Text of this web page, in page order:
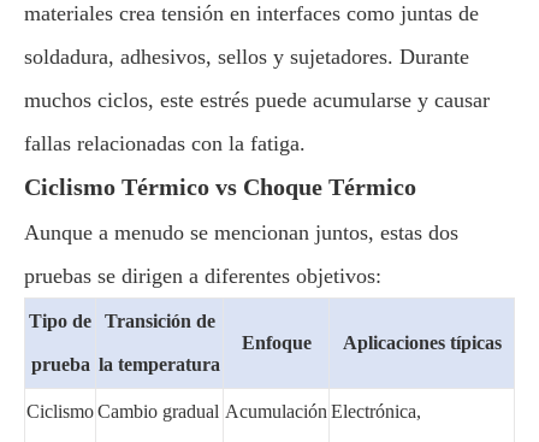
materiales crea tensión en interfaces como juntas de
soldadura, adhesivos, sellos y sujetadores. Durante
muchos ciclos, este estrés puede acumularse y causar
fallas relacionadas con la fatiga.
Ciclismo Térmico vs Choque Térmico
Aunque a menudo se mencionan juntos, estas dos
pruebas se dirigen a diferentes objetivos:
Tipo de
prueba
Transición de
la temperatura
Enfoque Aplicaciones típicas
CiclismoCambio gradual Acumulación Electrónica,